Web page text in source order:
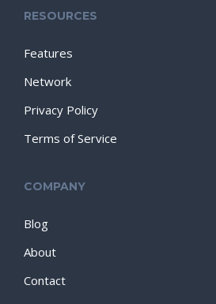
RESOURCES
Features
Network
Privacy Policy
Terms of Service
COMPANY
Blog
About
Contact